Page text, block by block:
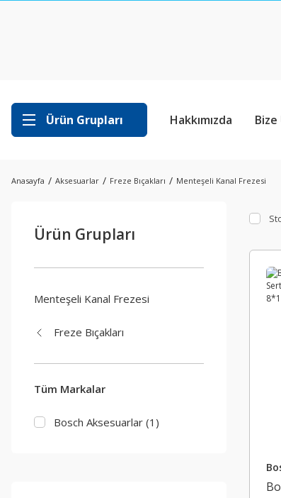
Ürün Grupları Hakkımızda Bize
Anasayfa Aksesuarlar Freze Bıçakları Menteşeli Kanal Frezesi
Ürün Grupları
Menteşeli Kanal Frezesi
Freze Bıçakları
Tüm Markalar
Bosch Aksesuarlar (1)